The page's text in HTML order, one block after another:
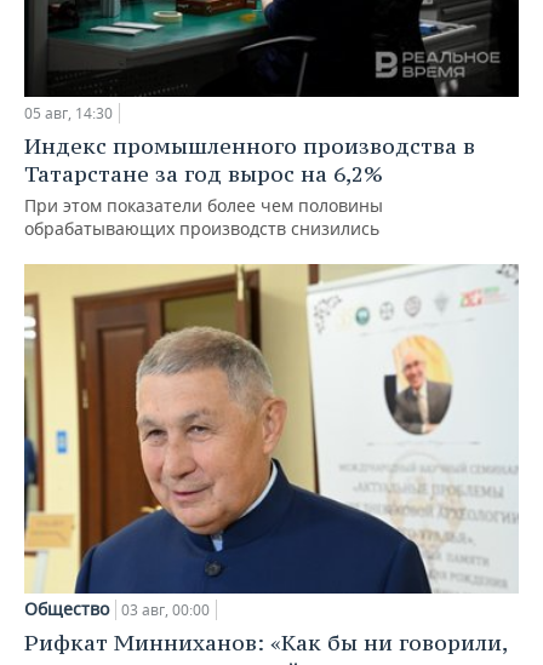
05 авг, 14:30
Индекс промышленного производства в
Татарстане за год вырос на 6,2%
При этом показатели более чем половины
обрабатывающих производств снизились
Общество 03 авг, 00:00
Рифкат Минниханов: «Как бы ни говорили,